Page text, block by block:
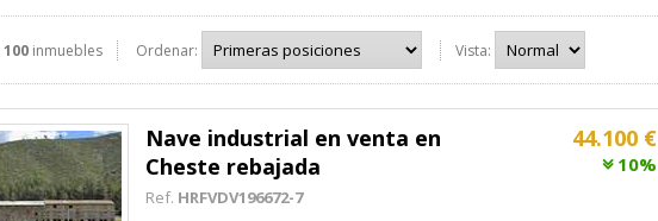
100 inmuebles Ordenar: Vista:
44.100 €
10%
Nave industrial en venta en
Cheste rebajada
Ref. HRFVDV196672-7